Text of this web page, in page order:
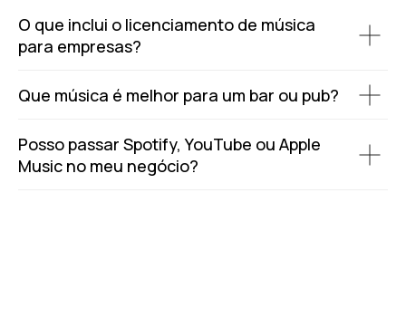
O que inclui o licenciamento de música
para empresas?
Que música é melhor para um bar ou pub?
Posso passar Spotify, YouTube ou Apple
Music no meu negócio?